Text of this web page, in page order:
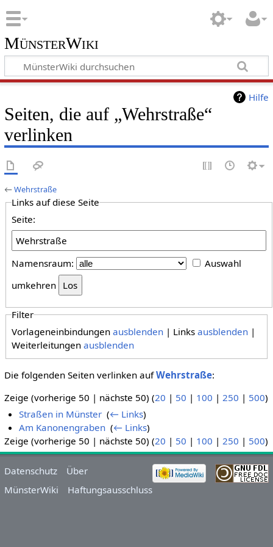
MünsterWiki
Hilfe
Seiten, die auf „Wehrstraße“
verlinken
←Wehrstraße
Links auf diese Seite
Seite:
Namensraum:
Auswahl
umkehren
Filter
Vorlageneinbindungenausblenden | Linksausblenden |
Weiterleitungenausblenden
Die folgenden Seiten verlinken aufWehrstraße:
Zeige (vorherige 50 | nächste 50) (20 | 50 | 100 | 250 | 500)
Straßen in Münster ‎(← Links)
Am Kanonengraben ‎(← Links)
Zeige (vorherige 50 | nächste 50) (20 | 50 | 100 | 250 | 500)
Datenschutz
Über
MünsterWiki
Haftungsausschluss